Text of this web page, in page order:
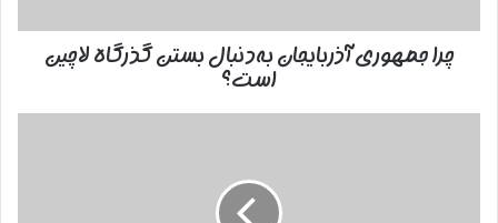
معرفی کرد.
در دهه هشتاد میلادی و به فاصله کوتاهی از پیروزی انقلاب اسلامی
ایران، رژیم صهیونیستی با هدف گسترش اشغالگری‌های خود در اراضی
هنوز درگیر پیامدهای جنگ داخلی 15 ساله خود بود و البته بسیاری از
احزاب داخلی این کشور چون حزب جنایتکار فالانژها به ریاست افرادی
چرا جمهوری آذربایجان به‌دنبال بستن گذرگاه لاچین
است؟